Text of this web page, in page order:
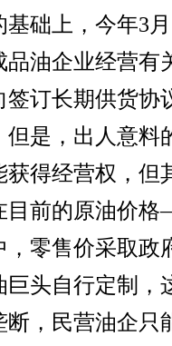
基础上，今年3
品油企业经营有
签订长期供货协
是，出人意料
获得经营权，但
目前的原油价
，零售价采取政
巨头自行定制，
断，民营油企只